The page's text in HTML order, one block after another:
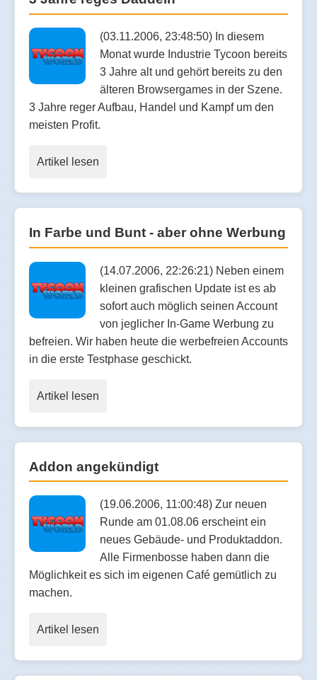
(03.11.2006, 23:48:50) In diesem
Monat wurde Industrie Tycoon bereits
3 Jahre alt und gehört bereits zu den
älteren Browsergames in der Szene.
3 Jahre reger Aufbau, Handel und Kampf um den
meisten Profit.
Artikel lesen
In Farbe und Bunt - aber ohne Werbung
(14.07.2006, 22:26:21) Neben einem
kleinen grafischen Update ist es ab
sofort auch möglich seinen Account
von jeglicher In-Game Werbung zu
befreien. Wir haben heute die werbefreien Accounts
in die erste Testphase geschickt.
Artikel lesen
Addon angekündigt
(19.06.2006, 11:00:48) Zur neuen
Runde am 01.08.06 erscheint ein
neues Gebäude- und Produktaddon.
Alle Firmenbosse haben dann die
Möglichkeit es sich im eigenen Café gemütlich zu
machen.
Artikel lesen